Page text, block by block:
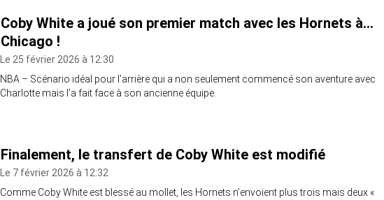
Coby White a joué son premier match avec les Hornets à…
Chicago !
Le 25 février 2026 à 12:30
NBA – Scénario idéal pour l’arrière qui a non seulement commencé son aventure avec
Charlotte mais l’a fait face à son ancienne équipe.
Finalement, le transfert de Coby White est modifié
Le 7 février 2026 à 12:32
Comme Coby White est blessé au mollet, les Hornets n’envoient plus trois mais deux «